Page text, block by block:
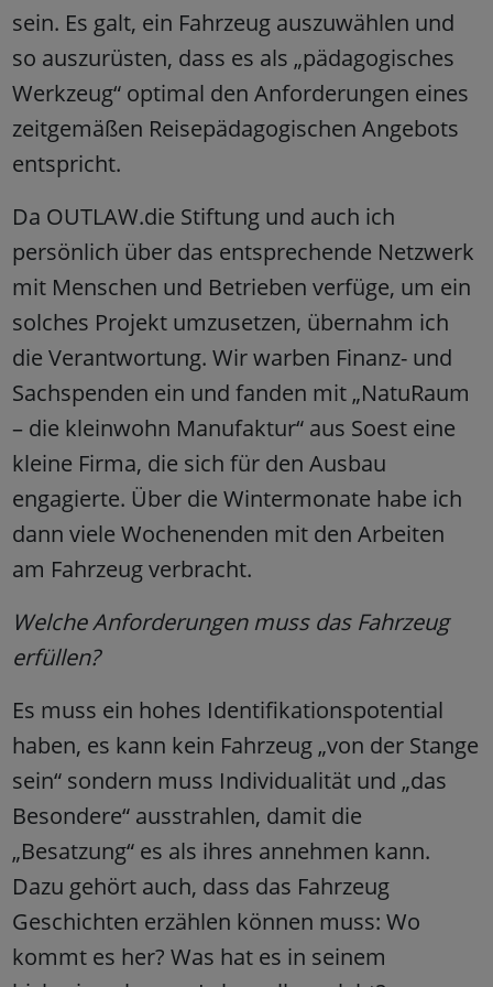
sein. Es galt, ein Fahrzeug auszuwählen und
so auszurüsten, dass es als „pädagogisches
Werkzeug“ optimal den Anforderungen eines
zeitgemäßen Reisepädagogischen Angebots
entspricht.
Da OUTLAW.die Stiftung und auch ich
persönlich über das entsprechende Netzwerk
mit Menschen und Betrieben verfüge, um ein
solches Projekt umzusetzen, übernahm ich
die Verantwortung. Wir warben Finanz- und
Sachspenden ein und fanden mit „NatuRaum
– die kleinwohn Manufaktur“ aus Soest eine
kleine Firma, die sich für den Ausbau
engagierte. Über die Wintermonate habe ich
dann viele Wochenenden mit den Arbeiten
am Fahrzeug verbracht.
Welche Anforderungen muss das Fahrzeug
erfüllen?
Es muss ein hohes Identifikationspotential
haben, es kann kein Fahrzeug „von der Stange
sein“ sondern muss Individualität und „das
Besondere“ ausstrahlen, damit die
„Besatzung“ es als ihres annehmen kann.
Dazu gehört auch, dass das Fahrzeug
Geschichten erzählen können muss: Wo
kommt es her? Was hat es in seinem